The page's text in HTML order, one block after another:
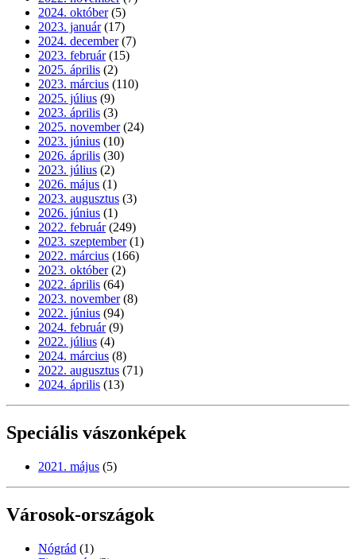
2024. október (5)
2023. január (17)
2024. december (7)
2023. február (15)
2025. április (2)
2023. március (110)
2025. július (9)
2023. április (3)
2025. november (24)
2023. június (10)
2026. április (30)
2023. július (2)
2026. május (1)
2023. augusztus (3)
2026. június (1)
2022. február (249)
2023. szeptember (1)
2022. március (166)
2023. október (2)
2022. április (64)
2023. november (8)
2022. június (94)
2024. február (9)
2022. július (4)
2024. március (8)
2022. augusztus (71)
2024. április (13)
Speciális vászonképek
2021. május (5)
Városok-országok
Nógrád (1)